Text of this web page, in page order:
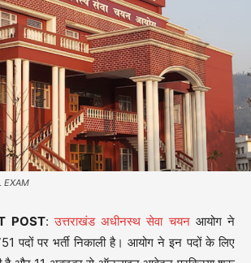
EXAM
POST:उत्तराखंड अधीनस्थ सेवा चयनआयोग ने
पदों पर भर्ती निकाली है। आयोग ने इन पदों के लिए